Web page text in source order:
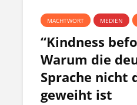
MACHTWORT MEDIEN
“Kindness
Warum die
Sprache nicht
geweiht ist